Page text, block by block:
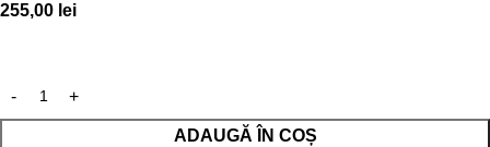
255,00 lei
ADAUGĂ ÎN COȘ